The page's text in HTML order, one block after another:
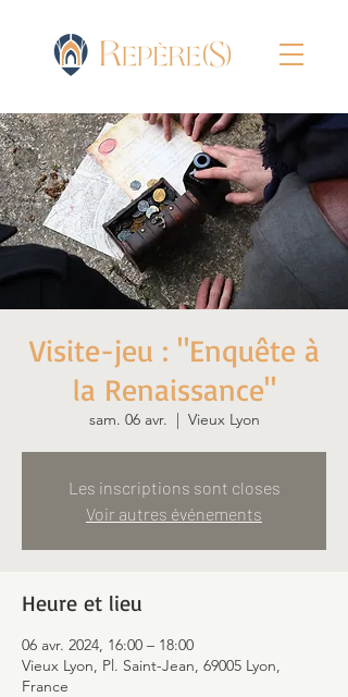
Visite-jeu : "Enquête à
la Renaissance"
sam. 06 avr.
  |
Vieux Lyon
Les inscriptions sont closes
Voir autres événements
Heure et lieu
06 avr. 2024, 16:00 – 18:00
Vieux Lyon, Pl. Saint-Jean, 69005 Lyon,
France